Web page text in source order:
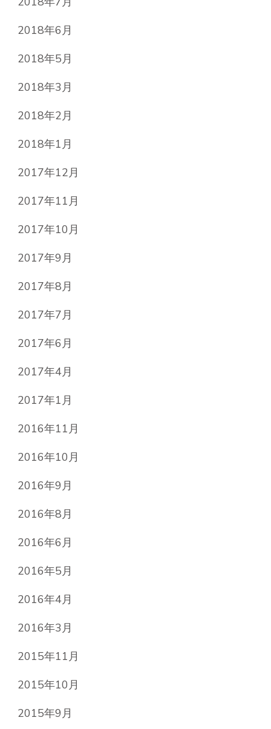
2018年6月
2018年5月
2018年3月
2018年2月
2018年1月
2017年12月
2017年11月
2017年10月
2017年9月
2017年8月
2017年7月
2017年6月
2017年4月
2017年1月
2016年11月
2016年10月
2016年9月
2016年8月
2016年6月
2016年5月
2016年4月
2016年3月
2015年11月
2015年10月
2015年9月